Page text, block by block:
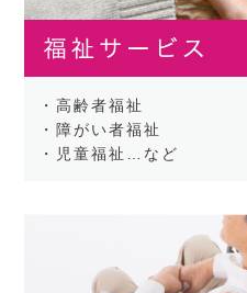
・高齢者福祉
・障がい者福祉
・児童福祉…など